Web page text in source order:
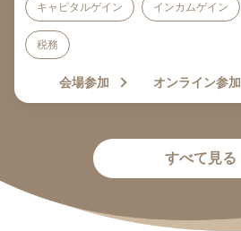
キャピタルゲイン インカムゲイン
税務
会場参加 オンライン参加
すべて見る